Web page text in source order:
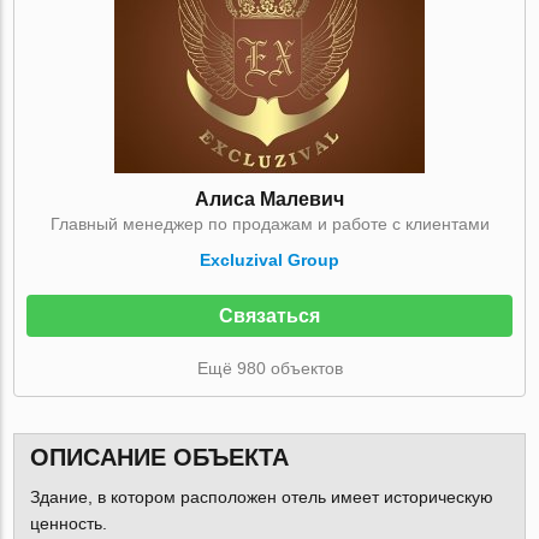
Алиса Малевич
Главный менеджер по продажам и работе с клиентами
Excluzival Group
Связаться
Ещё 980 объектов
ОПИСАНИЕ ОБЪЕКТА
Здание, в котором расположен отель имеет историческую
ценность.